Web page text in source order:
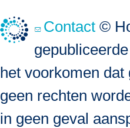
Contact ©
het voorkomen
geen rechten
in geen geval